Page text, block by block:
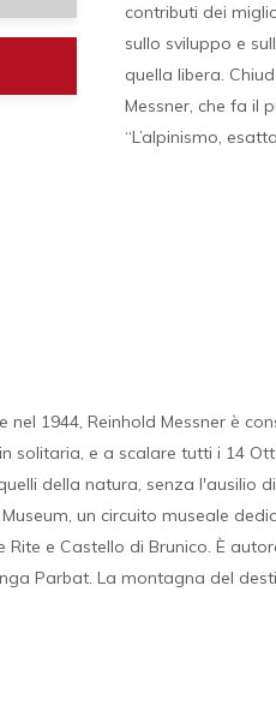
contributi dei
sullo sviluppo e
quella libera.
Messner, che fa il
“L’alpinismo,
nel 1944, Reinhold Messner è
solitaria, e a scalare tutti i 14
della natura, senza l'ausilio
un circuito museale
Rite e Castello di Brunico. È
Parbat. La montagna del